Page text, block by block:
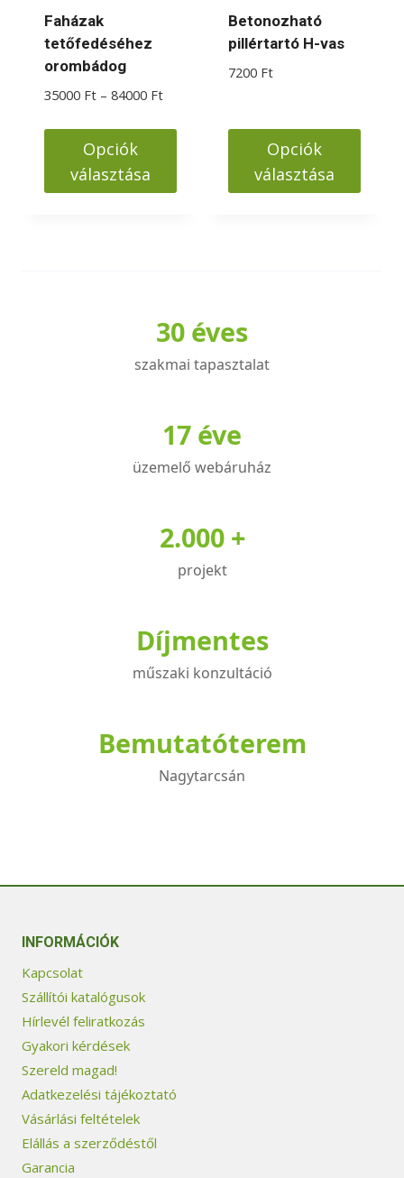
választhatók
ki
választhatók
ki
Faházak
tetőfedéséhez
orombádog
35000 Ft – 84000 FtÁrtartomány:
-
Opciók
választása
Betonozható
pillértartó H-vas
7200 Ft
Opciók
választása
van.
változatok
választhatók
ki
30 éves
szakmai tapasztalat
17 éve
üzemelő webáruház
2.000 +
projekt
Díjmentes
műszaki konzultáció
Bemutatóterem
Nagytarcsán
INFORMÁCIÓK
Kapcsolat
Szállítói katalógusok
Hírlevél feliratkozás
Gyakori kérdések
Szereld magad!
Adatkezelési tájékoztató
Vásárlási feltételek
Elállás a szerződéstől
Garancia